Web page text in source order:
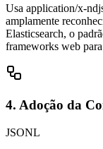
Usa application/x-
amplamente
Elasticsearch, o
frameworks web
4. Adoção da
JSONL